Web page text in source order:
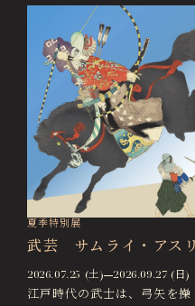
Hosa
名古屋市蓬左
Hozentei
日本料理 宝善亭
徳川園エリア
ガーデンレス
Sozanso
夏季特別展
武芸 サムライ・アス
2026.07.25 (土) 2026.09.27 (日)
江戸時代の武士は、弓矢を